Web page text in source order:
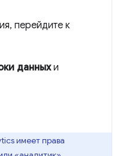
перейдите к
данныхи
имеет права